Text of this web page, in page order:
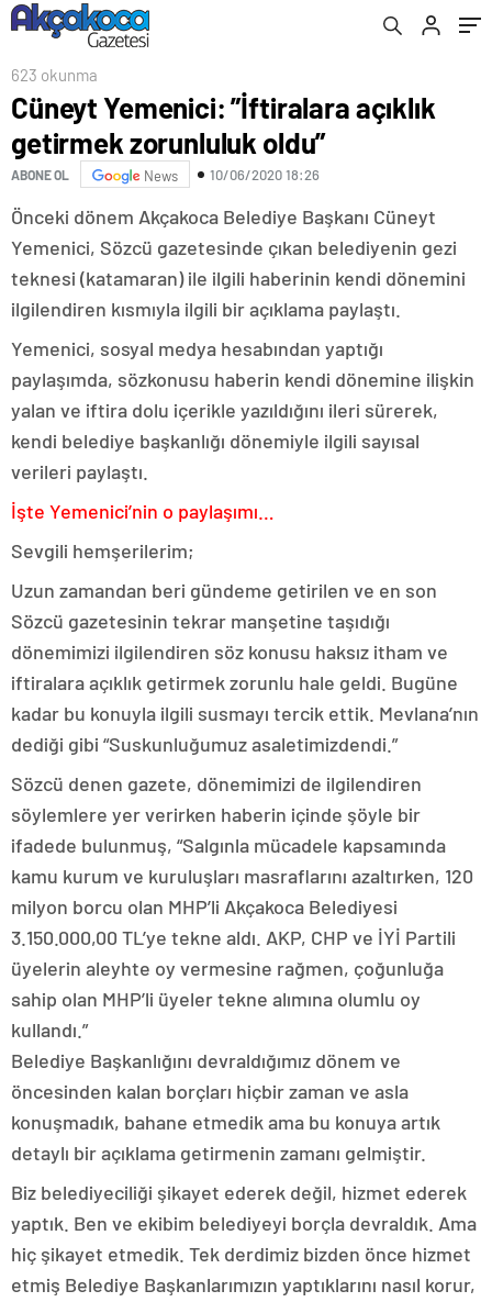
623 okunma
Cüneyt Yemenici: ”İftiralara açıklık
getirmek zorunluluk oldu”
ABONE OL News 10/06/2020 18:26
Önceki dönem Akçakoca Belediye Başkanı Cüneyt
Yemenici, Sözcü gazetesinde çıkan belediyenin gezi
teknesi (katamaran) ile ilgili haberinin kendi dönemini
ilgilendiren kısmıyla ilgili bir açıklama paylaştı.
Yemenici, sosyal medya hesabından yaptığı
paylaşımda, sözkonusu haberin kendi dönemine ilişkin
yalan ve iftira dolu içerikle yazıldığını ileri sürerek,
kendi belediye başkanlığı dönemiyle ilgili sayısal
verileri paylaştı.
İşte Yemenici’nin o paylaşımı…
Sevgili hemşerilerim;
Uzun zamandan beri gündeme getirilen ve en son
Sözcü gazetesinin tekrar manşetine taşıdığı
dönemimizi ilgilendiren söz konusu haksız itham ve
iftiralara açıklık getirmek zorunlu hale geldi. Bugüne
kadar bu konuyla ilgili susmayı tercik ettik. Mevlana’nın
dediği gibi “Suskunluğumuz asaletimizdendi.”
Sözcü denen gazete, dönemimizi de ilgilendiren
söylemlere yer verirken haberin içinde şöyle bir
ifadede bulunmuş, “Salgınla mücadele kapsamında
kamu kurum ve kuruluşları masraflarını azaltırken, 120
milyon borcu olan MHP’li Akçakoca Belediyesi
3.150.000,00 TL’ye tekne aldı. AKP, CHP ve İYİ Partili
üyelerin aleyhte oy vermesine rağmen, çoğunluğa
sahip olan MHP’li üyeler tekne alımına olumlu oy
kullandı.”
Belediye Başkanlığını devraldığımız dönem ve
öncesinden kalan borçları hiçbir zaman ve asla
konuşmadık, bahane etmedik ama bu konuya artık
detaylı bir açıklama getirmenin zamanı gelmiştir.
Biz belediyeciliği şikayet ederek değil, hizmet ederek
yaptık. Ben ve ekibim belediyeyi borçla devraldık. Ama
hiç şikayet etmedik. Tek derdimiz bizden önce hizmet
etmiş Belediye Başkanlarımızın yaptıklarını nasıl korur,